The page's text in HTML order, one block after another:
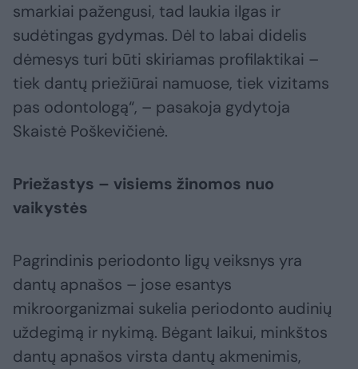
smarkiai pažengusi, tad laukia ilgas ir
sudėtingas gydymas. Dėl to labai didelis
dėmesys turi būti skiriamas profilaktikai –
tiek dantų priežiūrai namuose, tiek vizitams
pas odontologą“, – pasakoja gydytoja
Skaistė Poškevičienė.
Priežastys – visiems žinomos nuo
vaikystės
Pagrindinis periodonto ligų veiksnys yra
dantų apnašos – jose esantys
mikroorganizmai sukelia periodonto audinių
uždegimą ir nykimą. Bėgant laikui, minkštos
dantų apnašos virsta dantų akmenimis,